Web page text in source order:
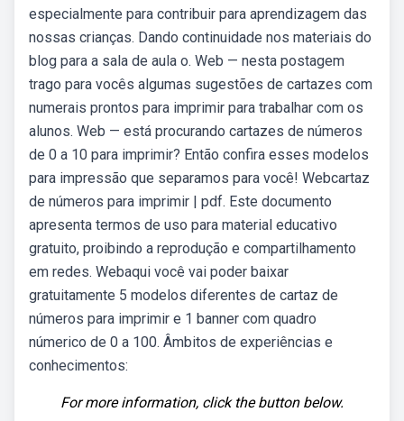
especialmente para contribuir para aprendizagem das
nossas crianças. Dando continuidade nos materiais do
blog para a sala de aula o. Web — nesta postagem
trago para vocês algumas sugestões de cartazes com
numerais prontos para imprimir para trabalhar com os
alunos. Web — está procurando cartazes de números
de 0 a 10 para imprimir? Então confira esses modelos
para impressão que separamos para você! Webcartaz
de números para imprimir | pdf. Este documento
apresenta termos de uso para material educativo
gratuito, proibindo a reprodução e compartilhamento
em redes. Webaqui você vai poder baixar
gratuitamente 5 modelos diferentes de cartaz de
números para imprimir e 1 banner com quadro
númerico de 0 a 100. Âmbitos de experiências e
conhecimentos:
For more information, click the button below.